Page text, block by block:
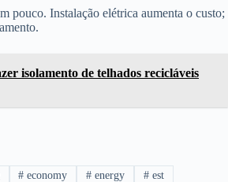
pouco. Instalação elétrica aumenta o custo;
isolamento de telhados recicláveis
# economy # energy # est